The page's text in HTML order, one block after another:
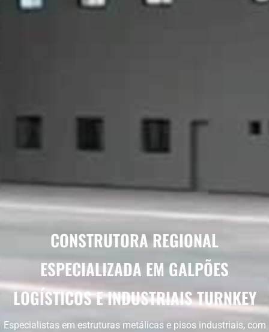
CONSTRUTORA REGIONAL
ESPECIALIZADA EM GALPÕES
LOGÍSTICOS E INDUSTRIAIS TURNKEY
Especialistas em estruturas metálicas e pisos industriais, com